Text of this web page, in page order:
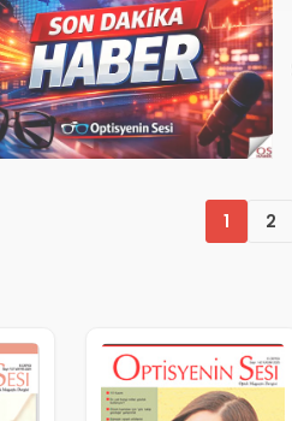
1 2